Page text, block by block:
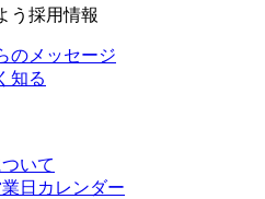
う 採用情報
のメッセージ
知る
いて
日カレンダー